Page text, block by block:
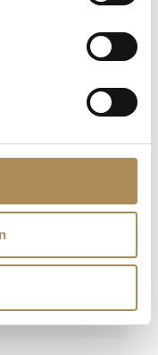
OriginalCurrent
price
is:
Gold Ring with
3600zł